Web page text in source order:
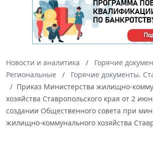
Новости и аналитика
Горячие
Региональные
Горячие документы.
Приказ Министерства жилищно-
хозяйства Ставропольского края от 2
создании Общественного совета при
жилищно-коммунального хозяйства